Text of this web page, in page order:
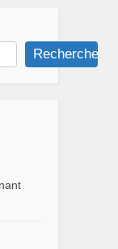
Recherche